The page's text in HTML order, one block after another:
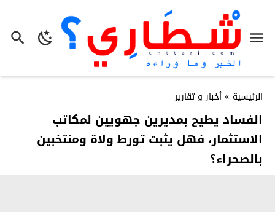
الرئيسية » أخبار و تقارير
الفساد يطيح بمديرين جهويين لمكاتب
الاستثمار، فهل يثبت تورط ولاة ومنتخبين
بالصحراء؟